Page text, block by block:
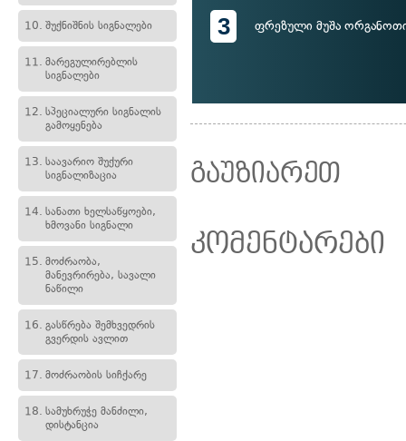
10. შუქნიშნის სიგნალები
11. მარეგულირებლის
სიგნალები
12. სპეციალური სიგნალის
გამოყენება
13. საავარიო შუქური
სიგნალიზაცია
14. სანათი ხელსაწყოები,
ხმოვანი სიგნალი
15. მოძრაობა,
მანევრირება, სავალი
ნაწილი
16. გასწრება შემხვედრის
გვერდის ავლით
17. მოძრაობის სიჩქარე
18. სამუხრუჭე მანძილი,
დისტანცია
3 ფრეზული მუშა
გაუზიარეთ
კომენტარები